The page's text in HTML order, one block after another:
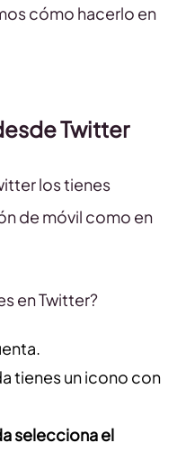
cómo hacerlo en
Twitter
los tienes
de móvil como en
en Twitter?
tienes un icono con
selecciona el